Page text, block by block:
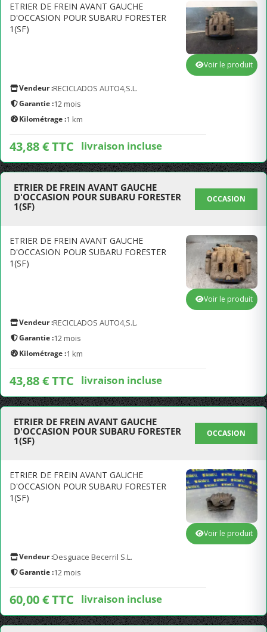
ETRIER DE FREIN AVANT GAUCHE
D'OCCASION POUR SUBARU FORESTER
1(SF)
Vendeur :RECICLADOS AUTO4,S.L.
Garantie :12 mois
Kilométrage :1 km
43,88 € TTC livraison incluse
Voir le produit
ETRIER DE FREIN AVANT GAUCHE
D'OCCASION POUR SUBARU FORESTER
1(SF)
OCCASION
ETRIER DE FREIN AVANT GAUCHE
D'OCCASION POUR SUBARU FORESTER
1(SF)
Vendeur :RECICLADOS AUTO4,S.L.
Garantie :12 mois
Kilométrage :1 km
43,88 € TTC livraison incluse
Voir le produit
ETRIER DE FREIN AVANT GAUCHE
D'OCCASION POUR SUBARU FORESTER
1(SF)
OCCASION
ETRIER DE FREIN AVANT GAUCHE
D'OCCASION POUR SUBARU FORESTER
1(SF)
Vendeur :Desguace Becerril S.L.
Garantie :12 mois
60,00 € TTC livraison incluse
Voir le produit